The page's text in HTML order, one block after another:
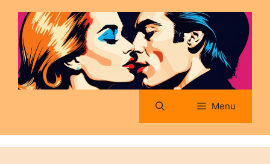
treści
Menu